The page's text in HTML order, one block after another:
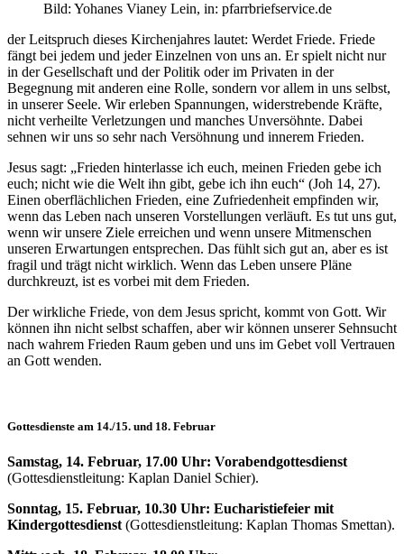
Bild: Yohanes Vianey Lein, in: pfarrbriefservice.de
der Leitspruch dieses Kirchenjahres lautet: Werdet Friede. Friede
fängt bei jedem und jeder Einzelnen von uns an. Er spielt nicht nur
in der Gesellschaft und der Politik oder im Privaten in der
Begegnung mit anderen eine Rolle, sondern vor allem in uns selbst,
in unserer Seele. Wir erleben Spannungen, widerstrebende Kräfte,
nicht verheilte Verletzungen und manches Unversöhnte. Dabei
sehnen wir uns so sehr nach Versöhnung und innerem Frieden.
Jesus sagt: „Frieden hinterlasse ich euch, meinen Frieden gebe ich
euch; nicht wie die Welt ihn gibt, gebe ich ihn euch“ (Joh 14, 27).
Einen oberflächlichen Frieden, eine Zufriedenheit empfinden wir,
wenn das Leben nach unseren Vorstellungen verläuft. Es tut uns gut,
wenn wir unsere Ziele erreichen und wenn unsere Mitmenschen
unseren Erwartungen entsprechen. Das fühlt sich gut an, aber es ist
fragil und trägt nicht wirklich. Wenn das Leben unsere Pläne
durchkreuzt, ist es vorbei mit dem Frieden.
Der wirkliche Friede, von dem Jesus spricht, kommt von Gott. Wir
können ihn nicht selbst schaffen, aber wir können unserer Sehnsucht
nach wahrem Frieden Raum geben und uns im Gebet voll Vertrauen
an Gott wenden.
Gottesdienste am 14./15. und 18. Februar
Samstag, 14. Februar, 17.00 Uhr: Vorabendgottesdienst
(Gottesdienstleitung: Kaplan Daniel Schier).
Sonntag, 15. Februar, 10.30 Uhr: Eucharistiefeier mit
Kindergottesdienst (Gottesdienstleitung: Kaplan Thomas Smettan).